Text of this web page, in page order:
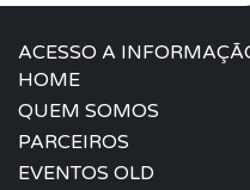
ACESSO A
HOME
QUEM SOMOS
PARCEIROS
EVENTOS OLD